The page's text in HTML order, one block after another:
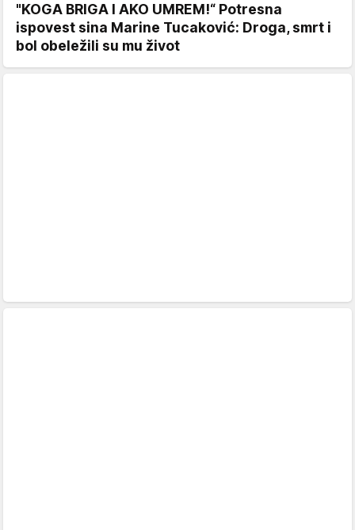
"KOGA BRIGA I AKO UMREM!“ Potresna
ispovest sina Marine Tucaković: Droga, smrt i
bol obeležili su mu život